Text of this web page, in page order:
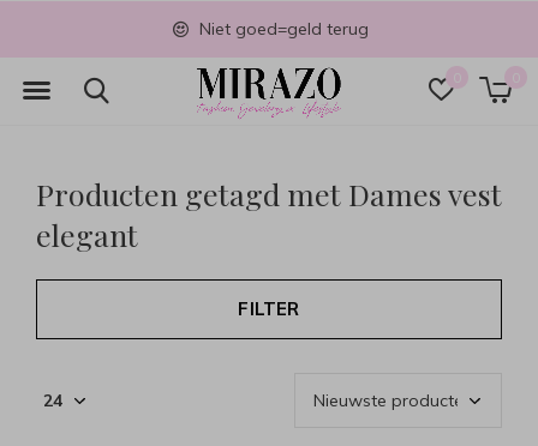
0 0
Niet goed=geld terug
Producten getagd met Dames vest
elegant
FILTER